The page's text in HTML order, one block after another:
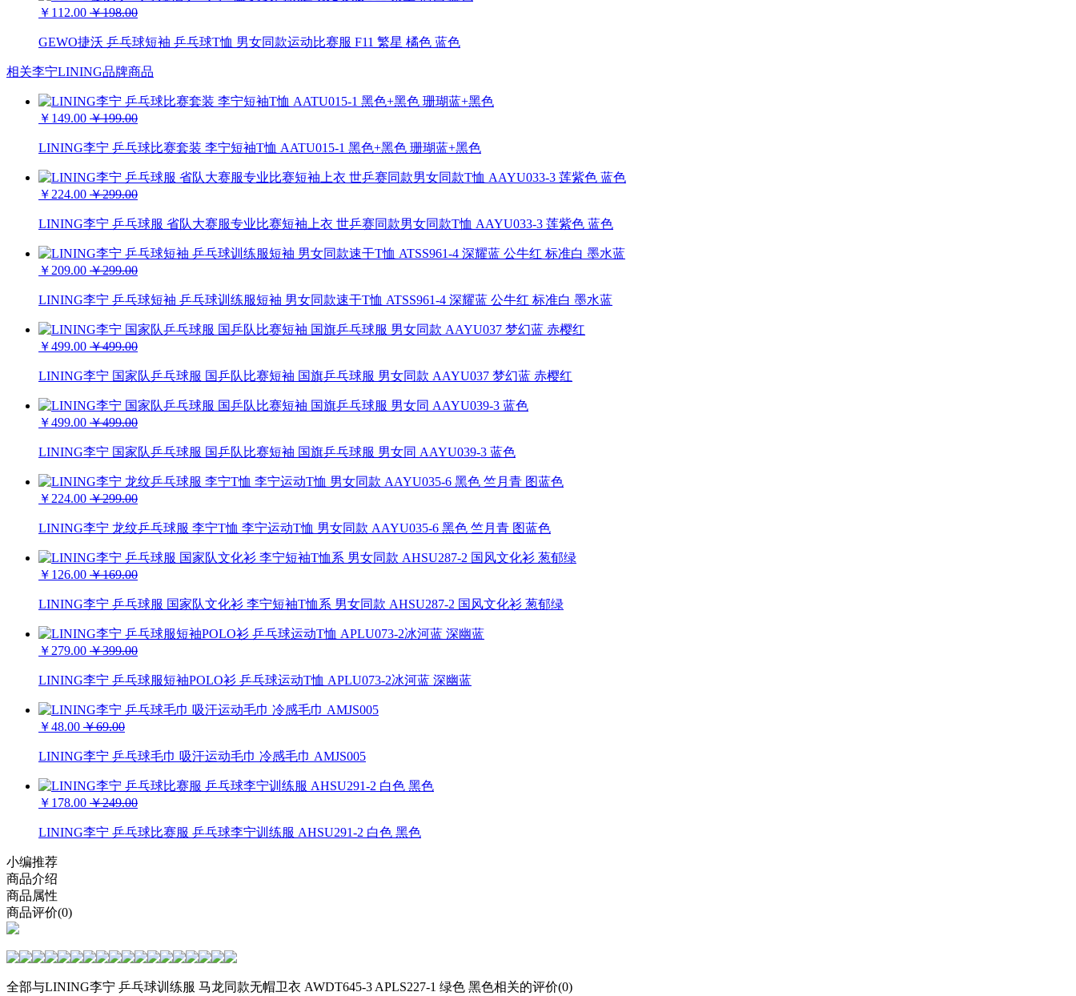
￥112.00 ￥198.00
GEWO捷沃 乒乓球短袖 乒乓球T恤 男女同款运动比赛服 F11 繁星 橘色 蓝色
相关李宁LINING品牌商品
￥149.00 ￥199.00
LINING李宁 乒乓球比赛套装 李宁短袖T恤 AATU015-1 黑色+黑色 珊瑚蓝+黑色
￥224.00 ￥299.00
LINING李宁 乒乓球服 省队大赛服专业比赛短袖上衣 世乒赛同款男女同款T恤 AAYU033-3 莲紫色 蓝色
￥209.00 ￥299.00
LINING李宁 乒乓球短袖 乒乓球训练服短袖 男女同款速干T恤 ATSS961-4 深耀蓝 公牛红 标准白 墨水蓝
￥499.00 ￥499.00
LINING李宁 国家队乒乓球服 国乒队比赛短袖 国旗乒乓球服 男女同款 AAYU037 梦幻蓝 赤樱红
￥499.00 ￥499.00
LINING李宁 国家队乒乓球服 国乒队比赛短袖 国旗乒乓球服 男女同 AAYU039-3 蓝色
￥224.00 ￥299.00
LINING李宁 龙纹乒乓球服 李宁T恤 李宁运动T恤 男女同款 AAYU035-6 黑色 竺月青 图蓝色
￥126.00 ￥169.00
LINING李宁 乒乓球服 国家队文化衫 李宁短袖T恤系 男女同款 AHSU287-2 国风文化衫 葱郁绿
￥279.00 ￥399.00
LINING李宁 乒乓球服短袖POLO衫 乒乓球运动T恤 APLU073-2冰河蓝 深幽蓝
￥48.00 ￥69.00
LINING李宁 乒乓球毛巾 吸汗运动毛巾 冷感毛巾 AMJS005
￥178.00 ￥249.00
LINING李宁 乒乓球比赛服 乒乓球李宁训练服 AHSU291-2 白色 黑色
小编推荐
商品介绍
商品属性
商品评价(0)
全部与LINING李宁 乒乓球训练服 马龙同款无帽卫衣 AWDT645-3 APLS227-1 绿色 黑色相关的评价(0)